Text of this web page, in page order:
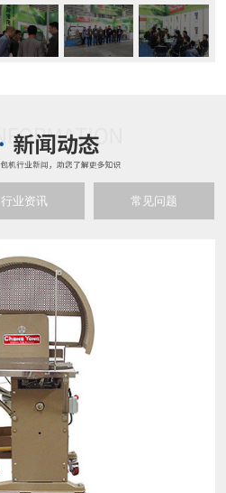
行业资讯 常见问题